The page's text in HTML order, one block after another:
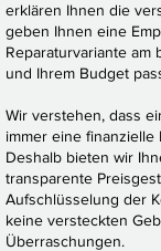
erklären Ihnen die
geben Ihnen eine
Reparaturvariante am
und Ihrem Budget
Wir verstehen, dass
immer eine finanzielle
Deshalb bieten wir
transparente
Aufschlüsselung der
keine versteckten
Überraschungen.